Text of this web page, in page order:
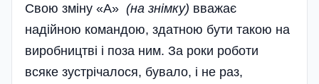
Свою зміну «А» (на знімку) вважає
надійною командою, здатною бути такою на
виробництві і поза ним. За роки роботи
всяке зустрічалося, бувало, і не раз,